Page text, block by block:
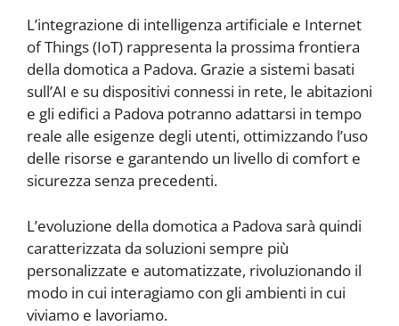
L’integrazione di intelligenza artificiale e Internet
of Things (IoT) rappresenta la prossima frontiera
della domotica a Padova. Grazie a sistemi basati
sull’AI e su dispositivi connessi in rete, le abitazioni
e gli edifici a Padova potranno adattarsi in tempo
reale alle esigenze degli utenti, ottimizzando l’uso
delle risorse e garantendo un livello di comfort e
sicurezza senza precedenti.
L’evoluzione della domotica a Padova sarà quindi
caratterizzata da soluzioni sempre più
personalizzate e automatizzate, rivoluzionando il
modo in cui interagiamo con gli ambienti in cui
viviamo e lavoriamo.